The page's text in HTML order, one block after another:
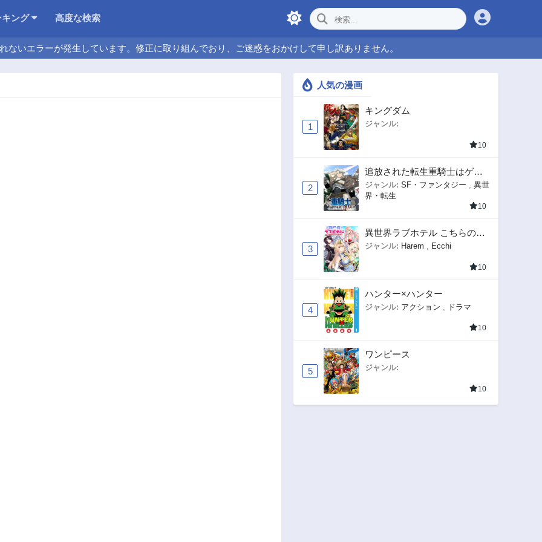
キング 高度な検索
ないエラーが発生しています。修正に取り組んでおり、ご迷惑をおかけして申し訳ありません。
人気の漫画
1
キングダム
ジャンル:
10
2
追放された転生重騎士はゲー
ム知識で無双する
ジャンル: SF・ファンタジー
異世
界・転生
10
3
異世界ラブホテル こちらのお
部屋はハーレムです
ジャンル: Harem Ecchi
10
4
ハンター×ハンター
ジャンル: アクション ドラマ
10
5
ワンピース
ジャンル:
10